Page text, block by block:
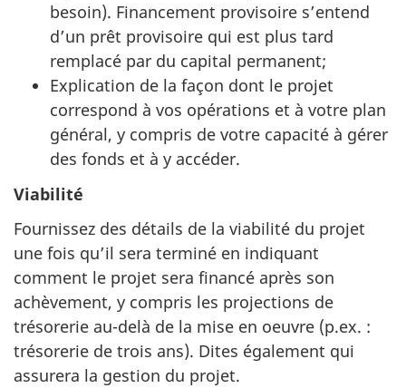
besoin). Financement provisoire s’entend
d’un prêt provisoire qui est plus tard
remplacé par du capital permanent;
Explication de la façon dont le projet
correspond à vos opérations et à votre plan
général, y compris de votre capacité à gérer
des fonds et à y accéder.
Viabilité
Fournissez des détails de la viabilité du projet
une fois qu’il sera terminé en indiquant
comment le projet sera financé après son
achèvement, y compris les projections de
trésorerie au-delà de la mise en oeuvre (p.ex. :
trésorerie de trois ans). Dites également qui
assurera la gestion du projet.